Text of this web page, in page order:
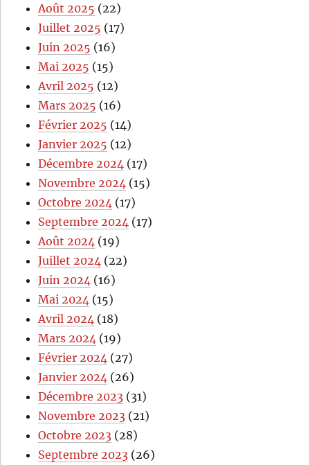
Août 2025 (22)
Juillet 2025 (17)
Juin 2025 (16)
Mai 2025 (15)
Avril 2025 (12)
Mars 2025 (16)
Février 2025 (14)
Janvier 2025 (12)
Décembre 2024 (17)
Novembre 2024 (15)
Octobre 2024 (17)
Septembre 2024 (17)
Août 2024 (19)
Juillet 2024 (22)
Juin 2024 (16)
Mai 2024 (15)
Avril 2024 (18)
Mars 2024 (19)
Février 2024 (27)
Janvier 2024 (26)
Décembre 2023 (31)
Novembre 2023 (21)
Octobre 2023 (28)
Septembre 2023 (26)